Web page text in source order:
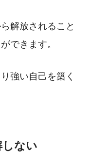
解放されること
できます。
強い自己を築く
ない